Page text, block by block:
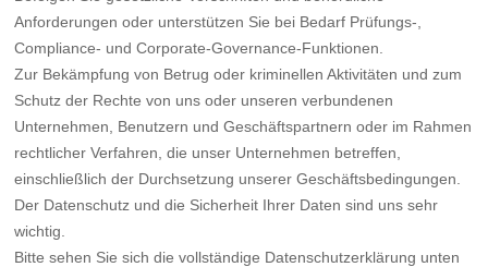
Anforderungen oder unterstützen Sie bei Bedarf Prüfungs-,
Compliance- und Corporate-Governance-Funktionen.
Zur Bekämpfung von Betrug oder kriminellen Aktivitäten und zum
Schutz der Rechte von uns oder unseren verbundenen
Unternehmen, Benutzern und Geschäftspartnern oder im Rahmen
rechtlicher Verfahren, die unser Unternehmen betreffen,
einschließlich der Durchsetzung unserer Geschäftsbedingungen.
Der Datenschutz und die Sicherheit Ihrer Daten sind uns sehr
wichtig.
Bitte sehen Sie sich die vollständige Datenschutzerklärung unten